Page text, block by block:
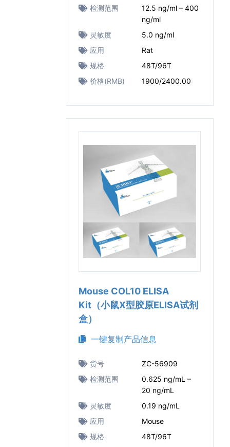
检测范围
12.5 ng/ml – 400
ng/ml
灵敏度
5.0 ng/ml
应用
Rat
规格
48T/96T
价格(RMB)
1900/2400.00
Mouse COL10 ELISA
Kit（小鼠Ⅹ型胶原ELISA试剂
盒）
一键复制产品信息
货号
ZC-56909
检测范围
0.625 ng/mL –
20 ng/mL
灵敏度
0.19 ng/mL
应用
Mouse
规格
48T/96T